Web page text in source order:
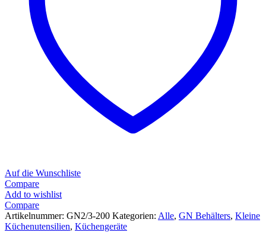
Auf die Wunschliste
Compare
Add to wishlist
Compare
Artikelnummer: GN2/3-200 Kategorien: Alle, GN Behälters, Kleine
Küchenutensilien, Küchengeräte